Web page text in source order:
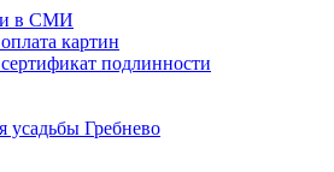
в СМИ
картин
подлинности
усадьбы Гребнево